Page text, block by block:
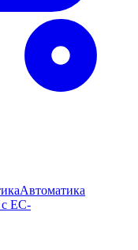
Автоматика
с ЕС-